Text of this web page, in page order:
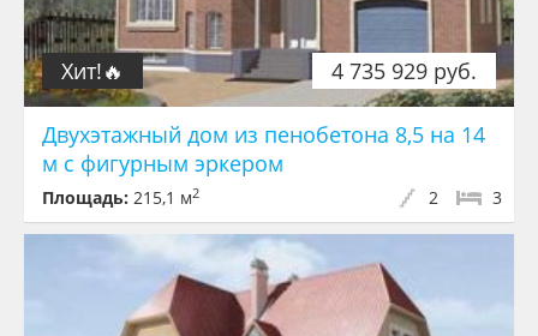
4 735 929 руб.
Хит!🔥
Двухэтажный дом из пенобетона 8,5 на 14
м с фигурным эркером
Площадь: 215,1 м2 3
2